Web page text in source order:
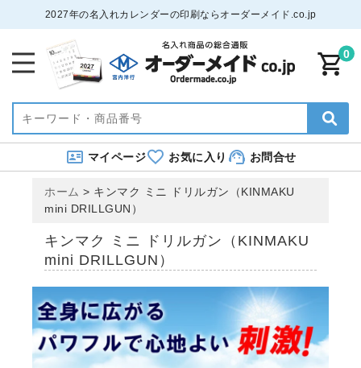
2027年の名入れカレンダーの印刷ならオーダーメイド.co.jp
0
マイページ お気に入り お問合せ
ホーム > キンマク ミニ ドリルガン（KINMAKU
mini DRILLGUN）
キンマク ミニ ドリルガン（KINMAKU
mini DRILLGUN）